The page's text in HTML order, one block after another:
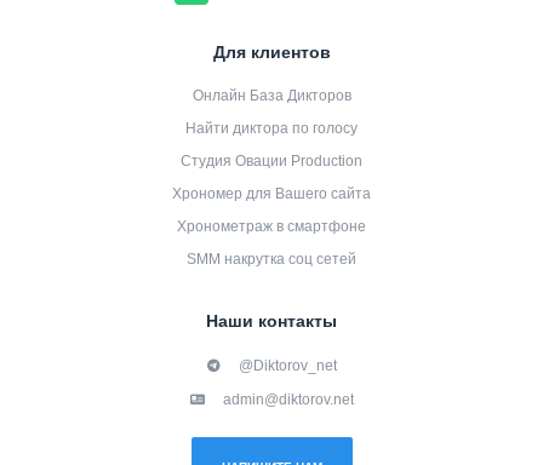
Для клиентов
Онлайн База Дикторов
Найти диктора по голосу
Студия Овации Production
Хрономер для Вашего сайта
Хронометраж в смартфоне
SMM накрутка соц сетей
Наши контакты
@Diktorov_net
admin@diktorov.net